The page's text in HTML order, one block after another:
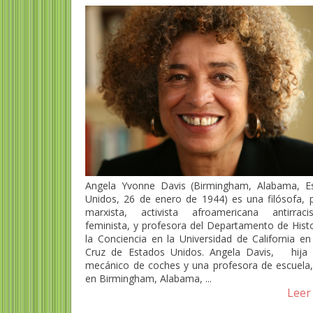
Angela Yvonne Davis (Birmingham, Alabama,
Unidos, 26 de enero de 1944) es una filósofa,
marxista, activista afroamericana
feminista, y profesora del Departamento de
la Conciencia en la Universidad de California
Cruz de Estados Unidos. Angela Davis, hija
mecánico de coches y una profesora de
en Birmingham, Alabama, ...
Leer